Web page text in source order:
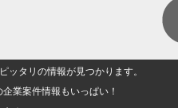
タリの情報が見つかります。
業案件情報もいっぱい！